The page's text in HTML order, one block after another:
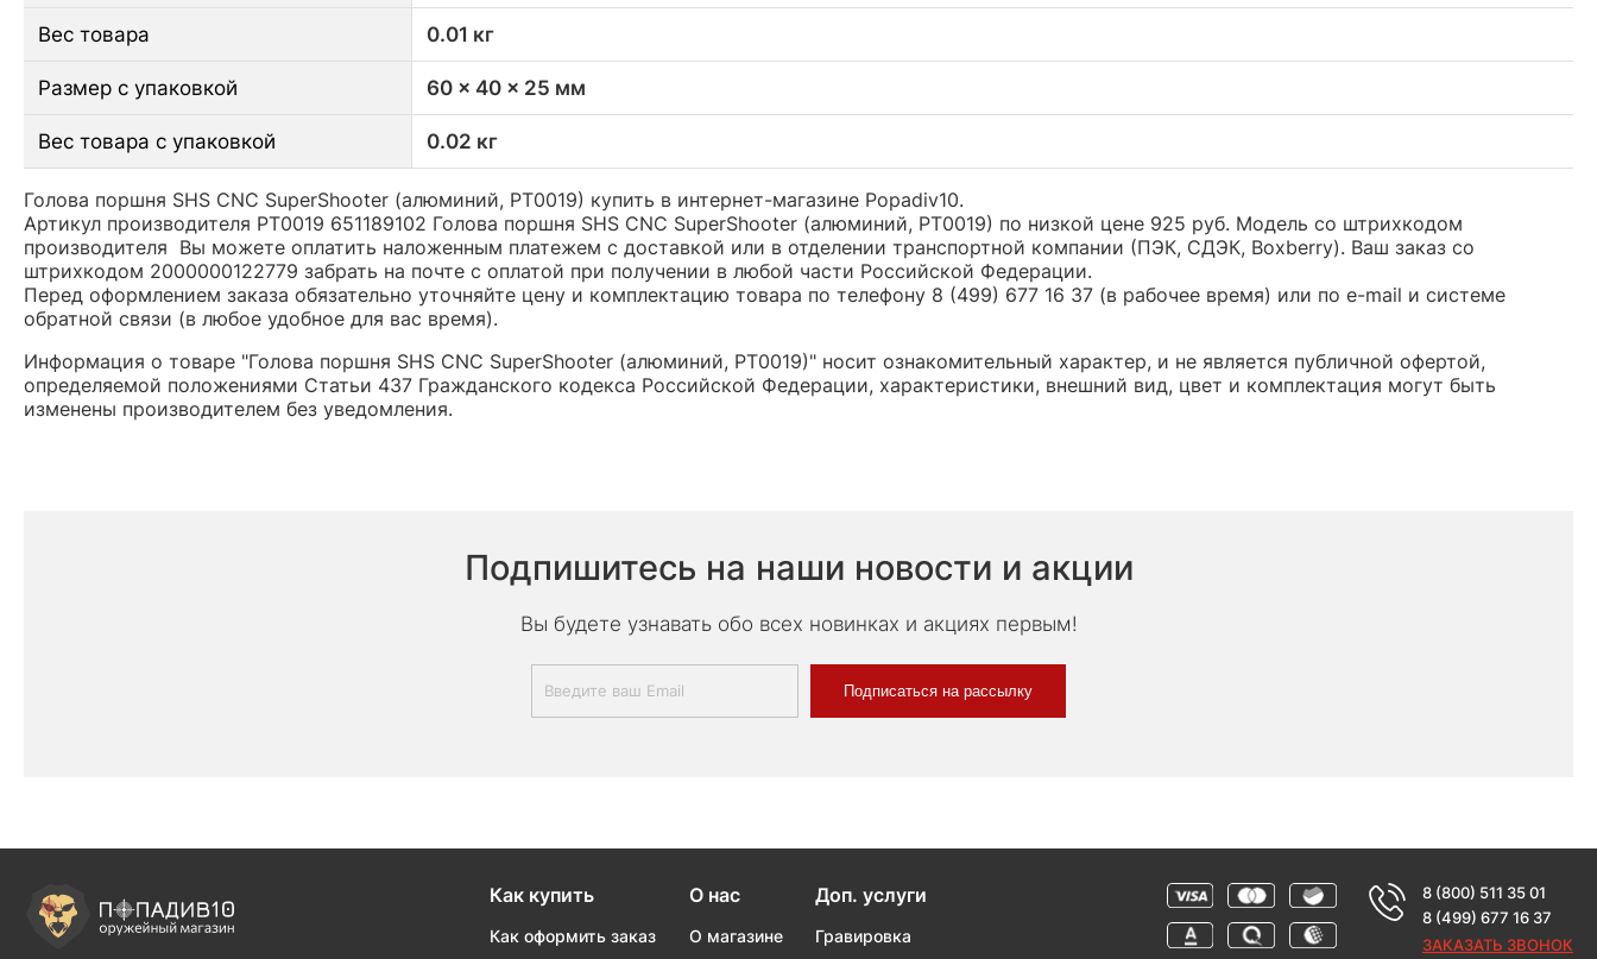
Вес товара 0.01 кг
Размер с упаковкой 60 x 40 x 25 мм
Вес товара с упаковкой 0.02 кг
Голова поршня SHS CNC SuperShooter (алюминий, PT0019) купить в интернет-магазине Popadiv10.
Артикул производителя PT0019 651189102 Голова поршня SHS CNC SuperShooter (алюминий, PT0019) по низкой цене 925 руб. Модель со штрихкодом
производителя Вы можете оплатить наложенным платежем с доставкой или в отделении транспортной компании (ПЭК, СДЭК, Boxberry). Ваш заказ со
штрихкодом 2000000122779 забрать на почте с оплатой при получении в любой части Российской Федерации.
Перед оформлением заказа обязательно уточняйте цену и комплектацию товара по телефону 8 (499) 677 16 37 (в рабочее время) или по e-mail и системе
обратной связи (в любое удобное для вас время).
Информация о товаре "Голова поршня SHS CNC SuperShooter (алюминий, PT0019)" носит ознакомительный характер, и не является публичной офертой,
определяемой положениями Статьи 437 Гражданского кодекса Российской Федерации, характеристики, внешний вид, цвет и комплектация могут быть
изменены производителем без уведомления.
Подпишитесь на наши новости и акции
Вы будете узнавать обо всех новинках и акциях первым!
Подписаться на рассылку
Как купить
Как оформить заказ
О нас
О магазине
Доп. услуги
Гравировка
8 (800) 511 35 01
8 (499) 677 16 37
ЗАКАЗАТЬ ЗВОНОК